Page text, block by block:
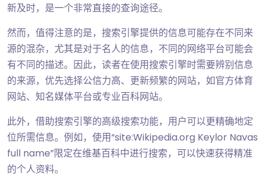
新及时，是一个非常直接的查询途径。
然而，值得注意的是，搜索引擎提供的信息可能存在不同来
源的混杂，尤其是对于名人的信息，不同的网络平台可能会
有不同的描述。因此，读者在使用搜索引擎时需要辨别信息
的来源，优先选择公信力高、更新频繁的网站，如官方体育
网站、知名媒体平台或专业百科网站。
此外，借助搜索引擎的高级搜索功能，用户可以更精确地定
位所需信息。例如，使用“site:Wikipedia.org Keylor Navas
full name”限定在维基百科中进行搜索，可以快速获得精准
的个人资料。